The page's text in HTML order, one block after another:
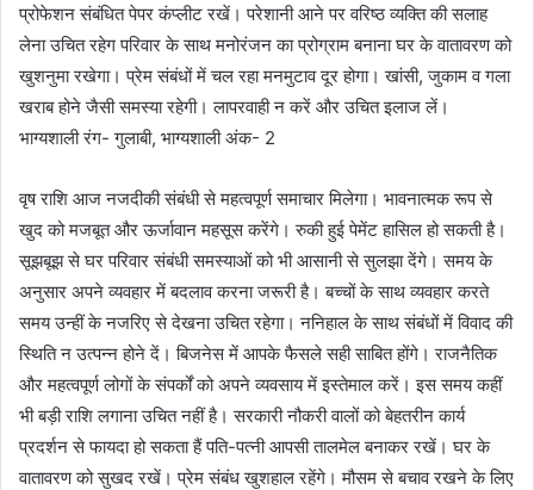
प्रोफेशन संबंधित पेपर कंप्लीट रखें। परेशानी आने पर वरिष्ठ व्यक्ति की सलाह
लेना उचित रहेग परिवार के साथ मनोरंजन का प्रोग्राम बनाना घर के वातावरण को
खुशनुमा रखेगा। प्रेम संबंधों में चल रहा मनमुटाव दूर होगा। खांसी, जुकाम व गला
खराब होने जैसी समस्या रहेगी। लापरवाही न करें और उचित इलाज लें।
भाग्यशाली रंग- गुलाबी, भाग्यशाली अंक- 2
वृष राशि आज नजदीकी संबंधी से महत्वपूर्ण समाचार मिलेगा। भावनात्मक रूप से
खुद को मजबूत और ऊर्जावान महसूस करेंगे। रुकी हुई पेमेंट हासिल हो सकती है।
सूझबूझ से घर परिवार संबंधी समस्याओं को भी आसानी से सुलझा देंगे। समय के
अनुसार अपने व्यवहार में बदलाव करना जरूरी है। बच्चों के साथ व्यवहार करते
समय उन्हीं के नजरिए से देखना उचित रहेगा। ननिहाल के साथ संबंधों में विवाद की
स्थिति न उत्पन्न होने दें। बिजनेस में आपके फैसले सही साबित होंगे। राजनैतिक
और महत्वपूर्ण लोगों के संपर्कों को अपने व्यवसाय में इस्तेमाल करें। इस समय कहीं
भी बड़ी राशि लगाना उचित नहीं है। सरकारी नौकरी वालों को बेहतरीन कार्य
प्रदर्शन से फायदा हो सकता हैं पति-पत्नी आपसी तालमेल बनाकर रखें। घर के
वातावरण को सुखद रखें। प्रेम संबंध खुशहाल रहेंगे। मौसम से बचाव रखने के लिए